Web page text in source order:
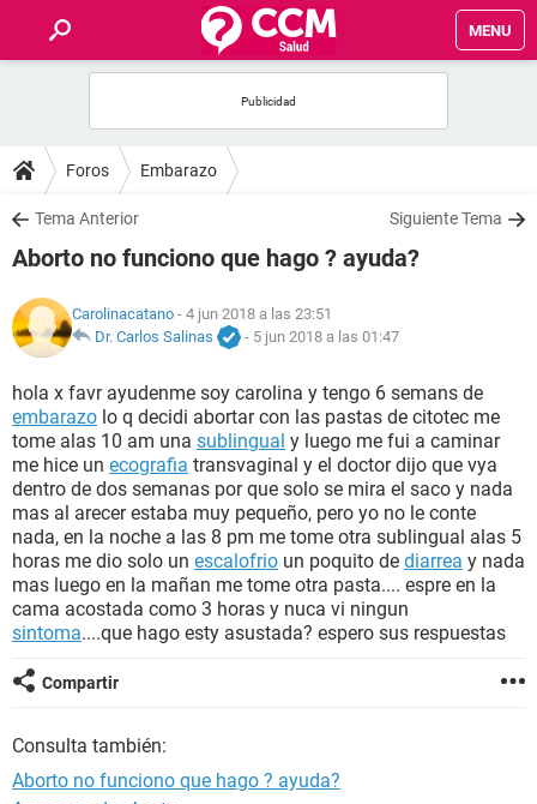
MENU
FOROS
SALUD
NUTRICIÓN
BIENESTAR
SEXUALIDAD
GLOSARIO
Foros Embarazo
Tema Anterior Siguiente Tema
Aborto no funciono que hago ? ayuda?
Carolinacatano - 4 jun 2018 a las 23:51
Dr. Carlos Salinas
- 5 jun 2018 a las 01:47
hola x favr ayudenme soy carolina y tengo 6 semans de
embarazo lo q decidi abortar con las pastas de citotec me
tome alas 10 am una sublingual y luego me fui a caminar
me hice un ecografia transvaginal y el doctor dijo que vya
dentro de dos semanas por que solo se mira el saco y nada
mas al arecer estaba muy pequeño, pero yo no le conte
nada, en la noche a las 8 pm me tome otra sublingual alas 5
horas me dio solo un escalofrio un poquito de diarrea y nada
mas luego en la mañan me tome otra pasta.... espre en la
cama acostada como 3 horas y nuca vi ningun
sintoma....que hago esty asustada? espero sus respuestas
Compartir
Consulta también:
Aborto no funciono que hago ? ayuda?